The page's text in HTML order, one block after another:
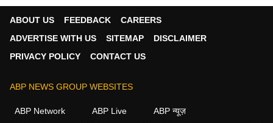
ABOUT US FEEDBACK
CAREERS
ADVERTISE WITH US
SITEMAP
DISCLAIMER
PRIVACY POLICY
CONTACT US
ABP NEWS GROUP WEBSITES
ABP Network ABP Live
ABP न्यूज़